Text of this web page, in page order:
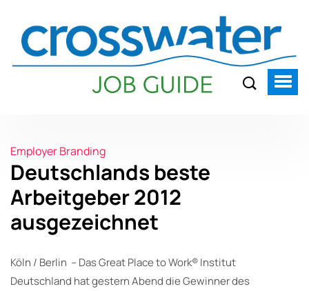
Employer Branding
Deutschlands beste
Arbeitgeber 2012
ausgezeichnet
Köln / Berlin – Das Great Place to Work® Institut
Deutschland hat gestern Abend die Gewinner des